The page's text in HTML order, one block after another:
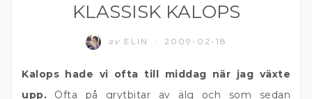
KLASSISK KALOPS
av ELIN 2009-02-18
Kalops hade vi ofta till middag när jag växte
upp. Ofta på grytbitar av älg och som sedan